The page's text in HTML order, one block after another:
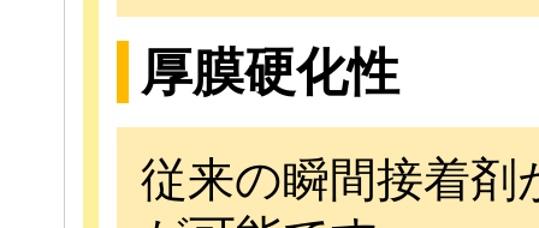
厚膜硬化性
従来の瞬間接着剤